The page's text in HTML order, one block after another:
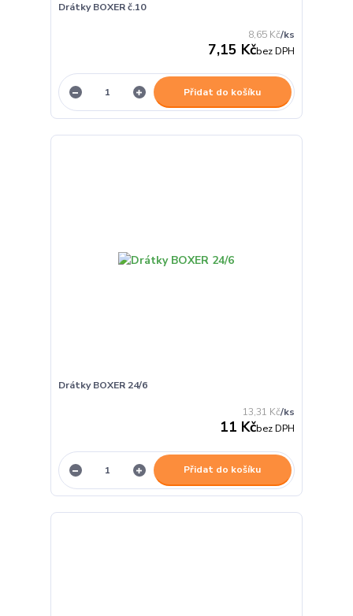
Drátky BOXER č.10
8,65 Kč/ks
7,15 Kčbez DPH
Přidat do košíku
Drátky BOXER 24/6
13,31 Kč/ks
11 Kčbez DPH
Přidat do košíku